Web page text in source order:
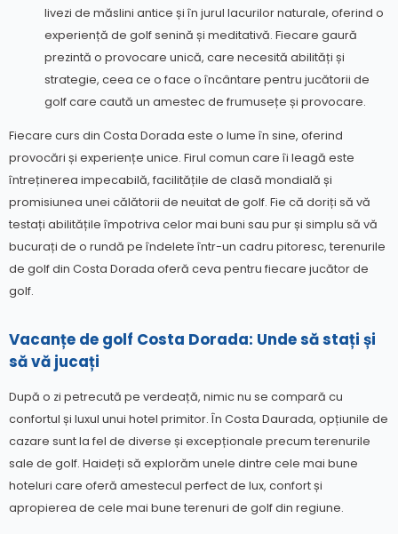
livezi de măslini antice și în jurul lacurilor naturale, oferind o
experiență de golf senină și meditativă. Fiecare gaură
prezintă o provocare unică, care necesită abilități și
strategie, ceea ce o face o încântare pentru jucătorii de
golf care caută un amestec de frumusețe și provocare.
Fiecare curs din Costa Dorada este o lume în sine, oferind
provocări și experiențe unice. Firul comun care îi leagă este
întreținerea impecabilă, facilitățile de clasă mondială și
promisiunea unei călătorii de neuitat de golf. Fie că doriți să vă
testați abilitățile împotriva celor mai buni sau pur și simplu să vă
bucurați de o rundă pe îndelete într-un cadru pitoresc, terenurile
de golf din Costa Dorada oferă ceva pentru fiecare jucător de
golf.
Vacanțe de golf Costa Dorada: Unde să stați și
să vă jucați
După o zi petrecută pe verdeață, nimic nu se compară cu
confortul și luxul unui hotel primitor. În Costa Daurada, opțiunile de
cazare sunt la fel de diverse și excepționale precum terenurile
sale de golf. Haideți să explorăm unele dintre cele mai bune
hoteluri care oferă amestecul perfect de lux, confort și
apropierea de cele mai bune terenuri de golf din regiune.